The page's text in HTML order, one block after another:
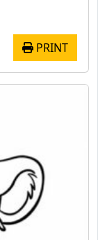
PRINT